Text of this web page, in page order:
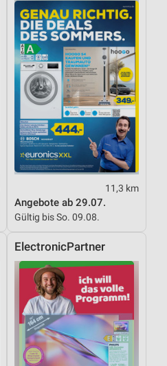
11,3 km
Angebote ab 29.07.
Gültig bis So. 09.08.
ElectronicPartner